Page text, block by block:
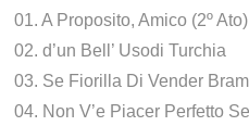
01. A Proposito, Amico (2º Ato)
02. d’un Bell’ Usodi Turchia
03. Se Fiorilla Di Vender
04. Non V’e Piacer Perfetto